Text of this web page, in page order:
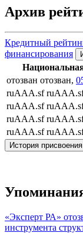
Архив
Кредитный
финансирования
отозван отозван,
ruAAA.sf
ruAAA.sf
ruAAA.sf
ruAAA.sf
История
«Эксперт РА»
инструмента